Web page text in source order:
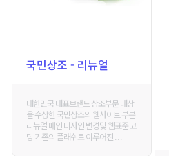
국민상조 - 리뉴얼
대한민국 대표브랜드 상조부문 대상
을 수상한 국민상조의 웹사이트 부분
리뉴얼 메인 디자인 변경및 웹표준 코
딩 기존의 플래쉬로 이루어진 . . .